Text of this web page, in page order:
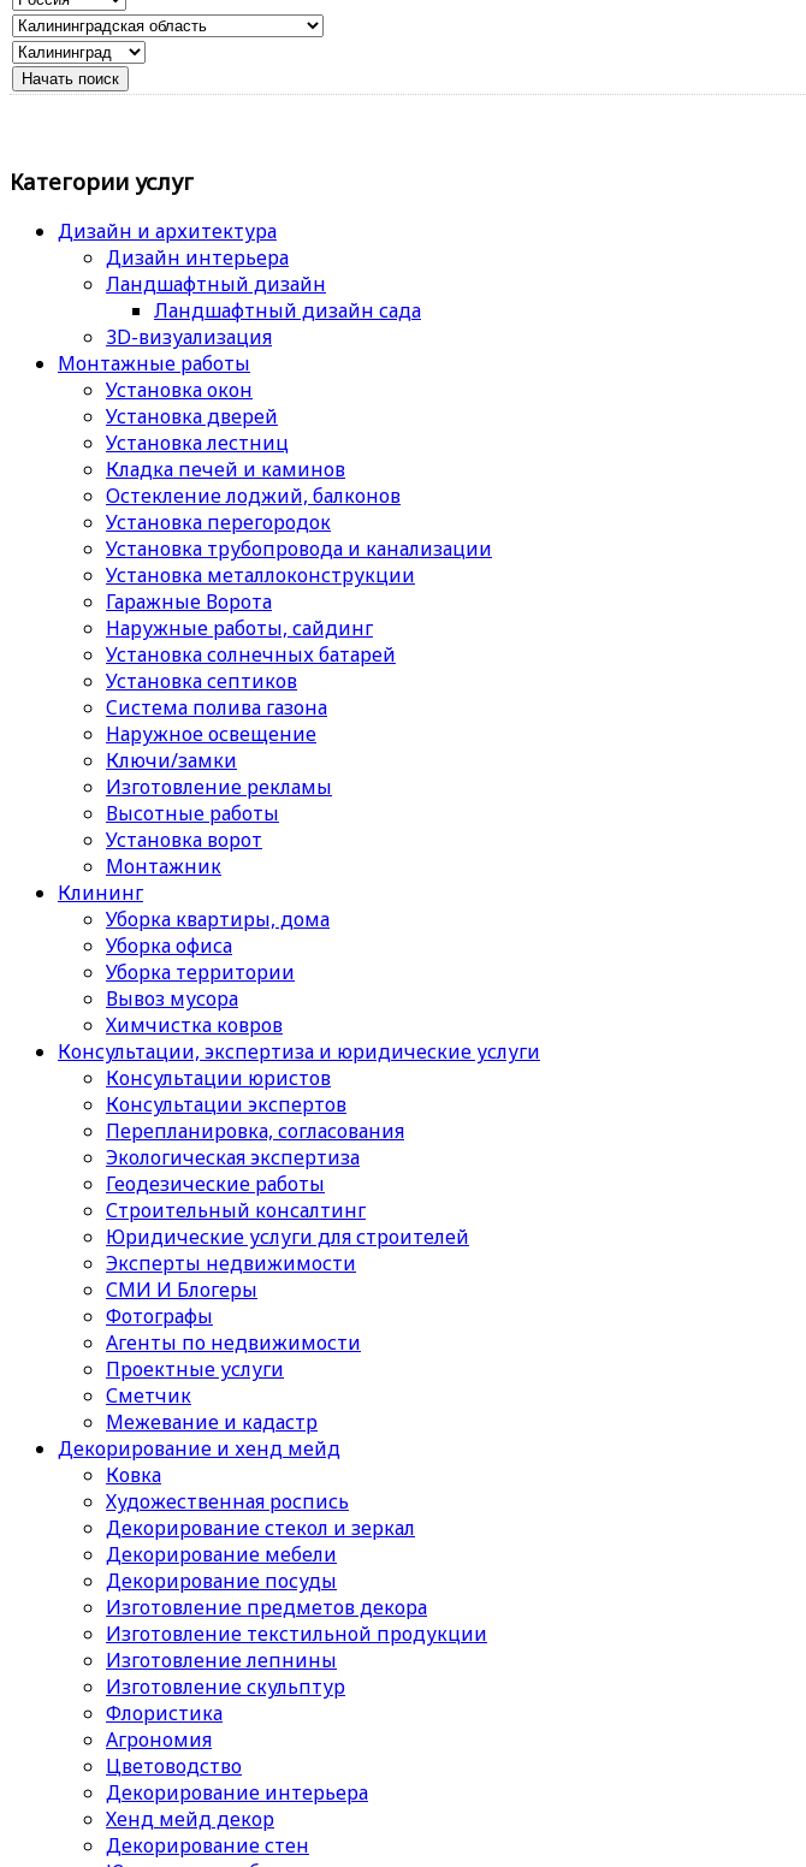
Категории услуг
Дизайн и архитектура
Дизайн интерьера
Ландшафтный дизайн
Ландшафтный дизайн сада
3D-визуализация
Монтажные работы
Установка окон
Установка дверей
Установка лестниц
Кладка печей и каминов
Остекление лоджий, балконов
Установка перегородок
Установка трубопровода и канализации
Установка металлоконструкции
Гаражные Ворота
Наружные работы, сайдинг
Установка солнечных батарей
Установка септиков
Cистема полива газона
Наружное освещение
Ключи/замки
Изготовление рекламы
Высотные работы
Установка ворот
Монтажник
Клининг
Уборка квартиры, дома
Уборка офиса
Уборка территории
Вывоз мусора
Химчистка ковров
Консультации, экспертиза и юридические услуги
Консультации юристов
Консультации экспертов
Перепланировка, согласования
Экологическая экспертиза
Геодезические работы
Строительный консалтинг
Юридические услуги для строителей
Эксперты недвижимости
СМИ И Блогеры
Фотографы
Агенты по недвижимости
Проектные услуги
Сметчик
Межевание и кадастр
Декорирование и хенд мейд
Ковка
Художественная роспись
Декорирование стекол и зеркал
Декорирование мебели
Декорирование посуды
Изготовление предметов декора
Изготовление текстильной продукции
Изготовление лепнины
Изготовление скульптур
Флористика
Агрономия
Цветоводство
Декорирование интерьера
Хенд мейд декор
Декорирование стен